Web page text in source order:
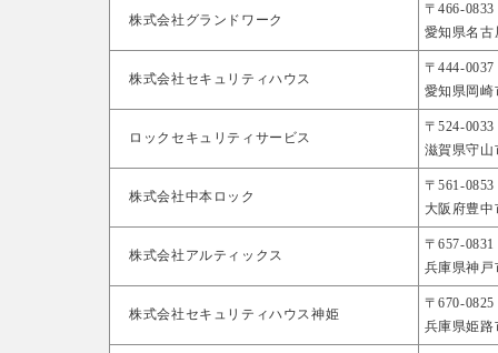
株式会社グランドワーク
〒466-0833
愛知県名
株式会社セキュリティハウス
〒444-0037
愛知県岡崎
ロックセキュリティサービス
〒524-0033
滋賀県守山
株式会社中本ロック
〒561-0853
大阪府豊
株式会社アルティックス
〒657-0831
兵庫県神戸
株式会社セキュリティハウス神姫
〒670-0825
兵庫県姫路